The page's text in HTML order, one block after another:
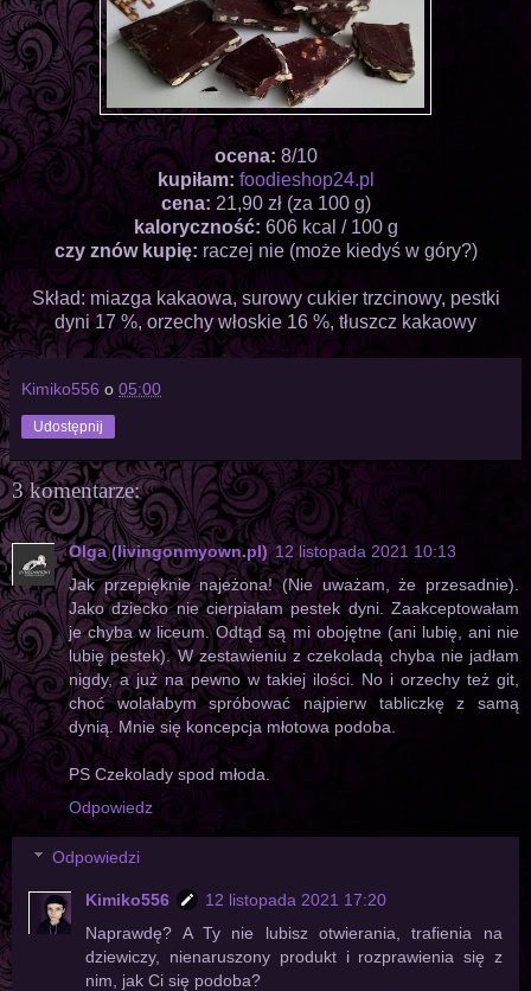
ocena: 8/10
kupiłam: foodieshop24.pl
cena: 21,90 zł (za 100 g)
kaloryczność: 606 kcal / 100 g
czy znów kupię: raczej nie (może kiedyś w góry?)
Skład: miazga kakaowa, surowy cukier trzcinowy, pestki
dyni 17 %, orzechy włoskie 16 %, tłuszcz kakaowy
Kimiko556 o 05:00
Udostępnij
3 komentarze:
Olga (livingonmyown.pl) 12 listopada 2021 10:13
Jak przepięknie najeżona! (Nie uważam, że przesadnie).
Jako dziecko nie cierpiałam pestek dyni. Zaakceptowałam
je chyba w liceum. Odtąd są mi obojętne (ani lubię, ani nie
lubię pestek). W zestawieniu z czekoladą chyba nie jadłam
nigdy, a już na pewno w takiej ilości. No i orzechy też git,
choć wolałabym spróbować najpierw tabliczkę z samą
dynią. Mnie się koncepcja młotowa podoba.
PS Czekolady spod młoda.
Odpowiedz
Odpowiedzi
Kimiko556
12 listopada 2021 17:20
Naprawdę? A Ty nie lubisz otwierania, trafienia na
dziewiczy, nienaruszony produkt i rozprawienia się z
nim, jak Ci się podoba?